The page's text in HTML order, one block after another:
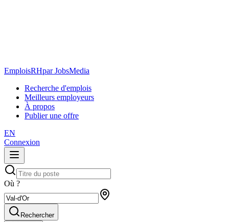
EmploisRHpar JobsMedia
Recherche d'emplois
Meilleurs employeurs
À propos
Publier une offre
EN
Connexion
Où ?
Rechercher